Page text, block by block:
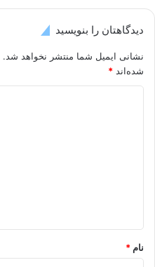
دیدگاهتان را بنویسید
نشانی ایمیل شما منتشر نخواهد شد.
شده‌اند *
نام *